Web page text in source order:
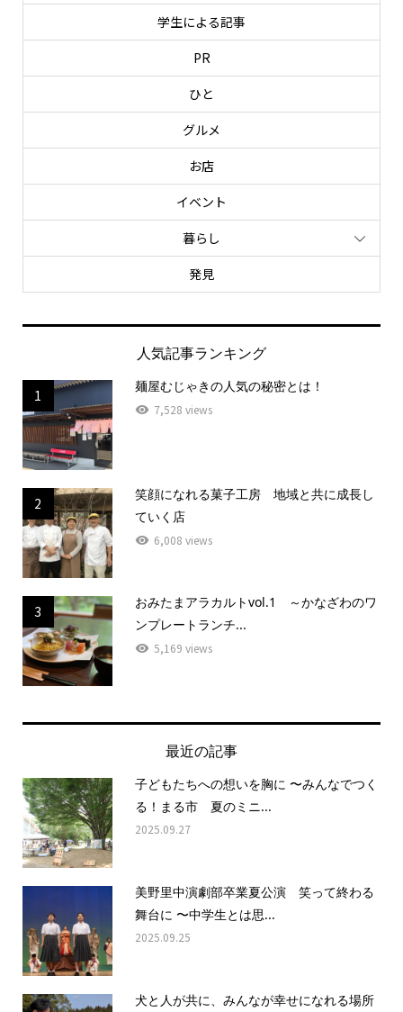
学生による記事
PR
ひと
グルメ
お店
イベント
暮らし
発見
人気記事ランキング
1
麺屋むじゃきの人気の秘密とは！
7,528 views
2
笑顔になれる菓子工房 地域と共に成長し
ていく店
6,008 views
3
おみたまアラカルトvol.1 ～かなざわのワ
ンプレートランチ...
5,169 views
最近の記事
子どもたちへの想いを胸に 〜みんなでつく
る！まる市 夏のミニ...
2025.09.27
美野里中演劇部卒業夏公演 笑って終わる
舞台に 〜中学生とは思...
2025.09.25
犬と人が共に、みんなが幸せになれる場所